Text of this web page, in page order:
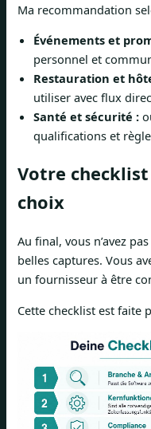
Ma recommandation
Événements et
personnel et
Restauration et
utiliser avec flux
Santé et sécurité :
qualifications et
Votre
choix
Au final, vous n’avez
belles captures. Vous
un fournisseur à être
Cette checklist est faite